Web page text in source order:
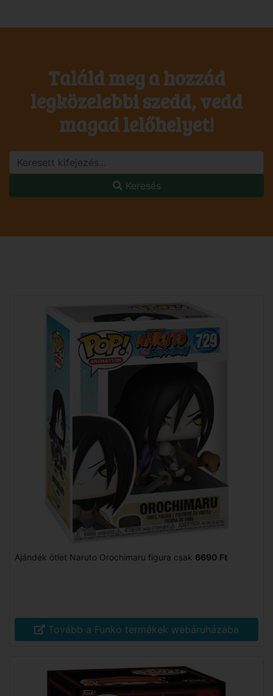
Találd meg a hozzád
legközelebbi szedd, vedd
magad lelőhelyet!
Keresés
Ajándék ötlet Naruto Orochimaru figura csak 6690 Ft
Tovább a Funko termékek webáruházába